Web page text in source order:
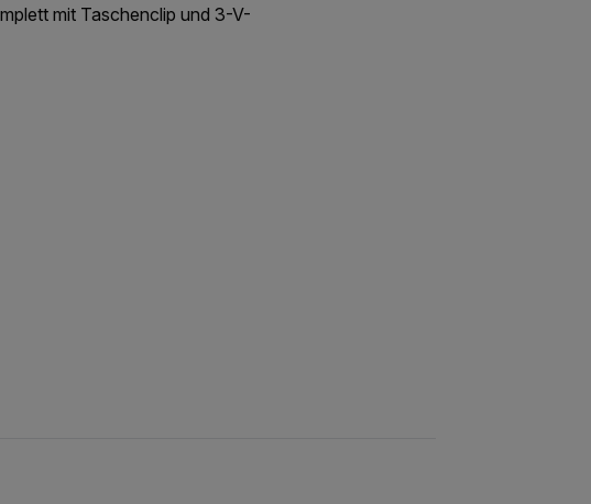
mit Taschenclip und 3-V-